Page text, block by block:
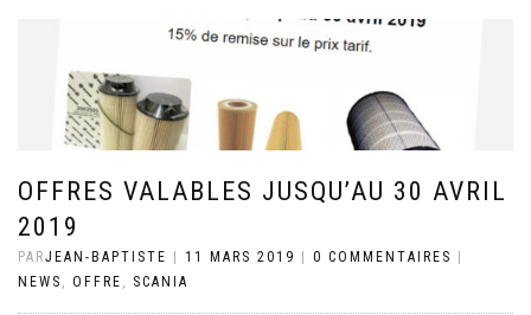
OFFRES VALABLES JUSQU’AU 30 AVRIL
2019
PARJEAN-BAPTISTE 11 MARS 2019 0 COMMENTAIRES
NEWS , OFFRE , SCANIA